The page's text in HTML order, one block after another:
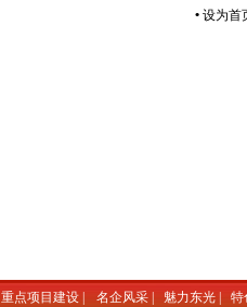
• 设为首
重点项目建设| 名企风采| 魅力东光| 特